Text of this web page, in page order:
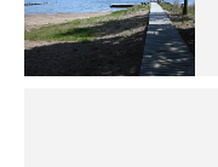
laidalla
Leirintäoppaan
artikkeli:
Yksilöä